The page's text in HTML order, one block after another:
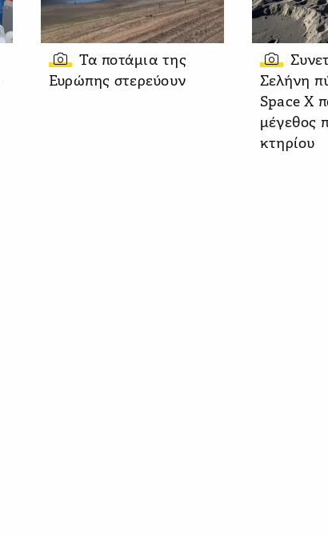
Τα ποτάμια της
Ευρώπης στερεύουν
Σελήνη
Space X
μέγεθος
κτηρίου